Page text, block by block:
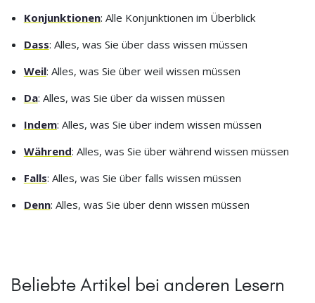
Konjunktionen: Alle Konjunktionen im Überblick
Dass: Alles, was Sie über dass wissen müssen
Weil: Alles, was Sie über weil wissen müssen
Da: Alles, was Sie über da wissen müssen
Indem: Alles, was Sie über indem wissen müssen
Während: Alles, was Sie über während wissen müssen
Falls: Alles, was Sie über falls wissen müssen
Denn: Alles, was Sie über denn wissen müssen
Beliebte Artikel bei anderen Lesern